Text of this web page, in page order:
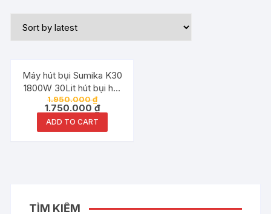
Đang ưu đãi!
Máy hút bụi Sumika K30
1800W 30Lit hút bụi hút
nước
1.950.000₫
1.750.000₫
ADD TO CART
TÌM KIẾM